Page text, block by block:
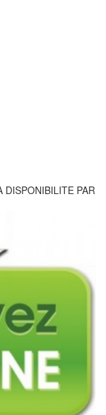
DISPONIBILITE PAR